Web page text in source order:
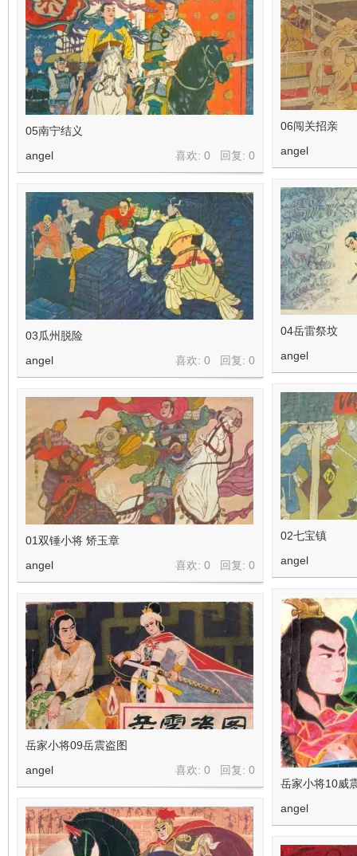
06闯关招亲
angel
05南宁结义
喜欢: 0 回复: 0
angel
04岳雷祭坟
angel
03瓜州脱险
喜欢: 0 回复: 0
angel
02七宝镇
angel
01双锤小将 矫玉章
喜欢: 0 回复: 0
angel
岳家小将10威
angel
岳家小将09岳震盗图
喜欢: 0 回复: 0
angel